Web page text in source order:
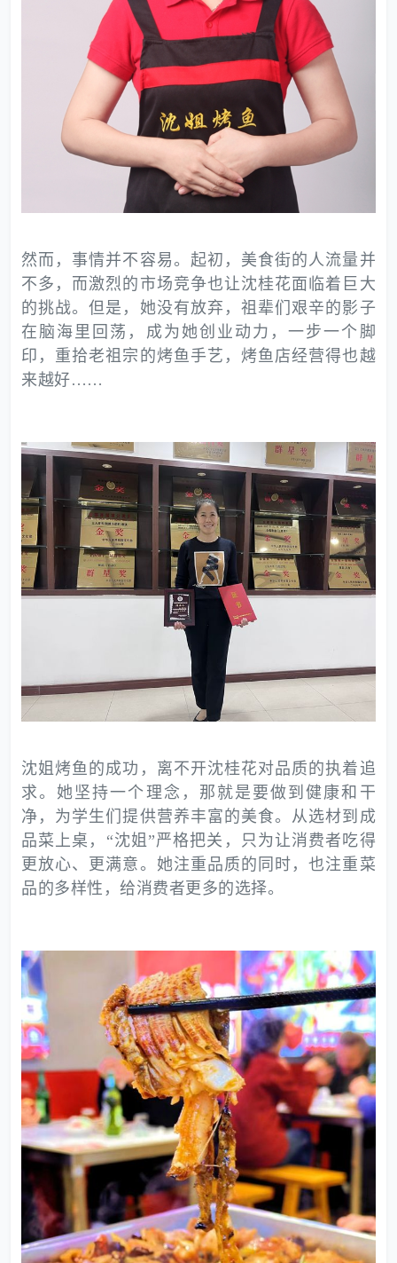
然而，事情并不容易。起初，美食街的人流量并
不多，而激烈的市场竞争也让沈桂花面临着巨大
的挑战。但是，她没有放弃，祖辈们艰辛的影子
在脑海里回荡，成为她创业动力，一步一个脚
印，重拾老祖宗的烤鱼手艺，烤鱼店经营得也越
来越好……
沈姐烤鱼的成功，离不开沈桂花对品质的执着追
求。她坚持一个理念，那就是要做到健康和干
净，为学生们提供营养丰富的美食。从选材到成
品菜上桌，“沈姐”严格把关，只为让消费者吃得
更放心、更满意。她注重品质的同时，也注重菜
品的多样性，给消费者更多的选择。